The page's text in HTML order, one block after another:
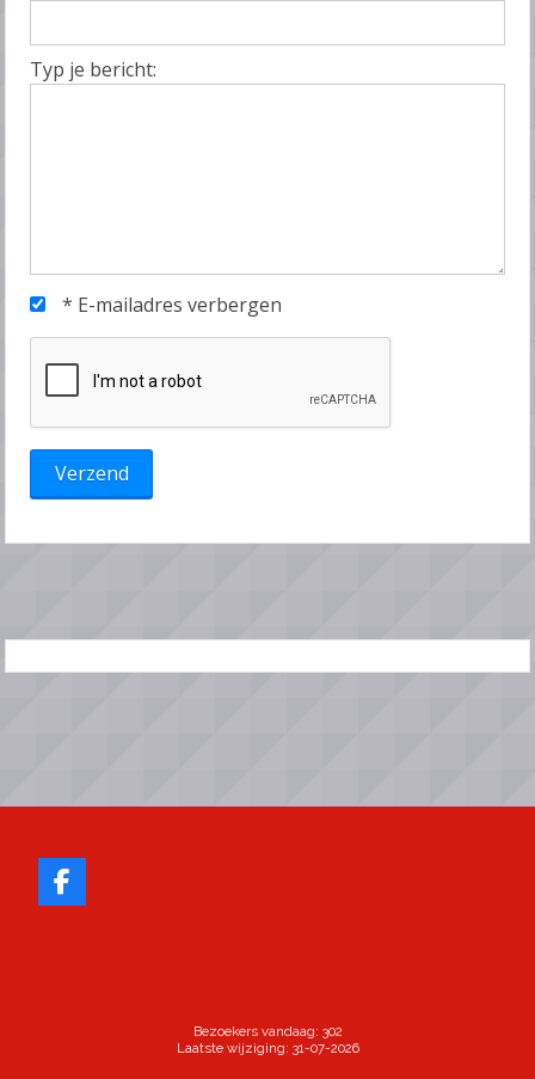
Typ je bericht:
* E-mailadres verbergen
Bezoekers vandaag: 302
Laatste wijziging: 31-07-2026